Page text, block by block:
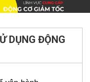
DỤNG ĐỘNG